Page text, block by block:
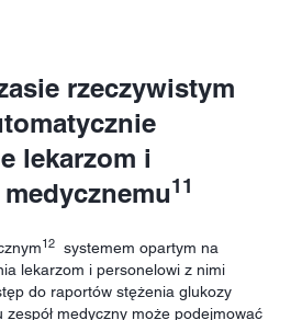
rzeczywistym
lekarzom i
11
12 systemem opartym na
lekarzom i personelowi z nimi
do raportów stężenia glukozy
medyczny może podejmować